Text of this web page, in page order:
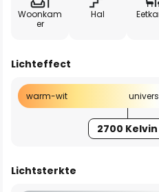
Woonkam
er
Hal
Lichteffect
warm-wit
2700 Kelvin
Lichtsterkte